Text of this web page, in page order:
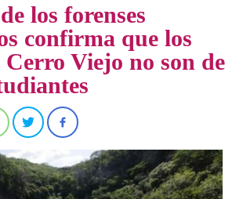
los forenses
confirma que los
Cerro Viejo no son de